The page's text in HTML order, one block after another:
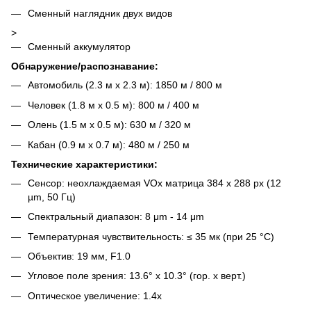
Сменный наглядник двух видов
>
Сменный аккумулятор
Обнаружение/распознавание:
Автомобиль (2.3 м х 2.3 м): 1850 м / 800 м
Человек (1.8 м х 0.5 м): 800 м / 400 м
Олень (1.5 м х 0.5 м): 630 м / 320 м
Кабан (0.9 м х 0.7 м): 480 м / 250 м
Технические характеристики:
Сенсор: неохлаждаемая VOx матрица 384 х 288 px (12
µm, 50 Гц)
Спектральный диапазон: 8 μm - 14 μm
Температурная чувствительность: ≤ 35 мк (при 25 °C)
Объектив: 19 мм, F1.0
Угловое поле зрения: 13.6° x 10.3° (гор. x верт.)
Оптическое увеличение: 1.4x